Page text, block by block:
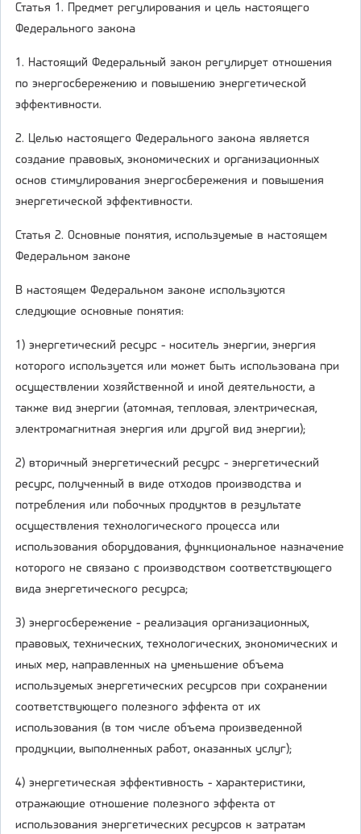
Статья 1. Предмет регулирования и цель настоящего
Федерального закона
1. Настоящий Федеральный закон регулирует отношения
по энергосбережению и повышению энергетической
эффективности.
2. Целью настоящего Федерального закона является
создание правовых, экономических и организационных
основ стимулирования энергосбережения и повышения
энергетической эффективности.
Статья 2. Основные понятия, используемые в настоящем
Федеральном законе
В настоящем Федеральном законе используются
следующие основные понятия:
1) энергетический ресурс - носитель энергии, энергия
которого используется или может быть использована при
осуществлении хозяйственной и иной деятельности, а
также вид энергии (атомная, тепловая, электрическая,
электромагнитная энергия или другой вид энергии);
2) вторичный энергетический ресурс - энергетический
ресурс, полученный в виде отходов производства и
потребления или побочных продуктов в результате
осуществления технологического процесса или
использования оборудования, функциональное назначение
которого не связано с производством соответствующего
вида энергетического ресурса;
3) энергосбережение - реализация организационных,
правовых, технических, технологических, экономических и
иных мер, направленных на уменьшение объема
используемых энергетических ресурсов при сохранении
соответствующего полезного эффекта от их
использования (в том числе объема произведенной
продукции, выполненных работ, оказанных услуг);
4) энергетическая эффективность - характеристики,
отражающие отношение полезного эффекта от
использования энергетических ресурсов к затратам